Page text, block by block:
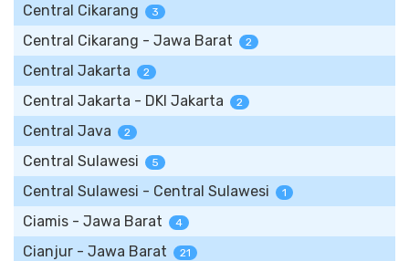
Central Cikarang 3
Central Cikarang - Jawa Barat 2
Central Jakarta 2
Central Jakarta - DKI Jakarta 2
Central Java 2
Central Sulawesi 5
Central Sulawesi - Central Sulawesi 1
Ciamis - Jawa Barat 4
Cianjur - Jawa Barat 21